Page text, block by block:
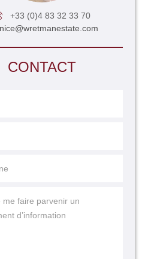
+33 (0)4 83 32 33 70
nice@wretmanestate.com
CONTACT